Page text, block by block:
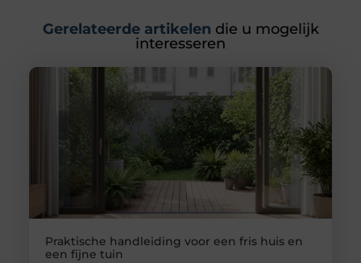
Gerelateerde artikelen die u mogelijk
interesseren
Praktische handleiding voor een fris huis en
een fijne tuin